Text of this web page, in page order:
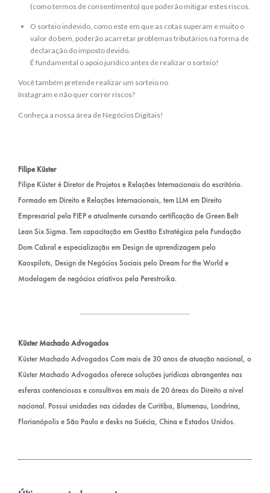
(como termos de consentimento) que poderão mitigar estes riscos.
O sorteio indevido, como este em que as cotas superam e muito o
valor do bem, poderão acarretar problemas tributários na forma de
declaração do imposto devido.
É fundamental o apoio jurídico antes de realizar o sorteio!
Você também pretende realizar um sorteio no
Instagram e não quer correr riscos?
Conheça a nossa área de Negócios Digitais!
Filipe Küster
Filipe Küster é Diretor de Projetos e Relações Internacionais do escritório.
Formado em Direito e Relações Internacionais, tem LLM em Direito
Empresarial pela FIEP e atualmente cursando certificação de Green Belt
Lean Six Sigma. Tem capacitação em Gestão Estratégica pela Fundação
Dom Cabral e especialização em Design de aprendizagem pelo
Kaospilots, Design de Negócios Sociais pelo Dream for the World e
Modelagem de negócios criativos pela Perestroika.
Küster Machado Advogados
Küster Machado Advogados Com mais de 30 anos de atuação nacional, o
Küster Machado Advogados oferece soluções jurídicas abrangentes nas
esferas contenciosas e consultivas em mais de 20 áreas do Direito a nível
nacional. Possui unidades nas cidades de Curitiba, Blumenau, Londrina,
Florianópolis e São Paulo e desks na Suécia, China e Estados Unidos.